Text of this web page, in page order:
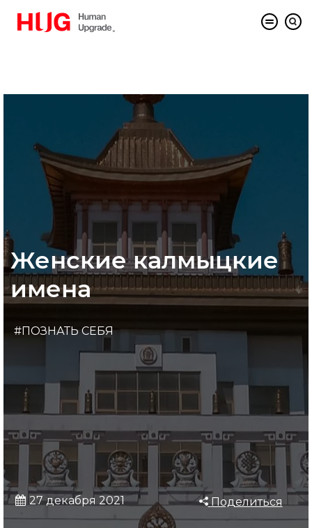
Женские калмыцкие
имена
#ПОЗНАТЬ СЕБЯ
27 декабря 2021 Поделиться